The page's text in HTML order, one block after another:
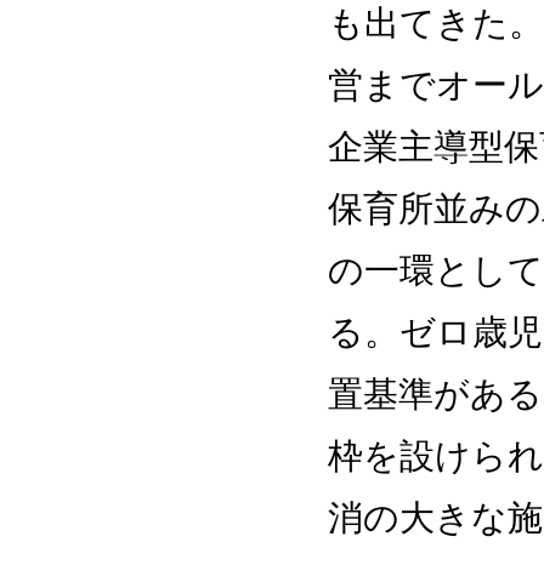
も出てきた
営までオー
企業主導型
保育所並み
の一環とし
る。ゼロ歳
置基準があ
枠を設けら
消の大きな